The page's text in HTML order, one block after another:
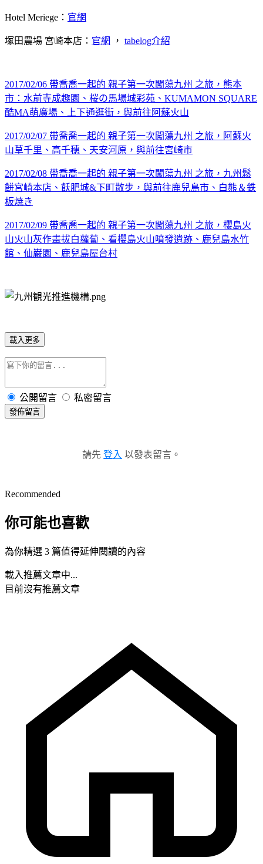
Hotel Meriege： 官網
塚田農場 宮崎本店： 官網 ， tabelog介紹
2017/02/06 帶喬喬一起的 親子第一次闖蕩九州 之旅，熊本
市：水前寺成趣園、桜の馬場城彩苑、KUMAMON SQUARE
酷MA萌廣場、上下通逛街，與前往阿蘇火山
2017/02/07 帶喬喬一起的 親子第一次闖蕩九州 之旅，阿蘇火
山草千里、高千穗、天安河原，與前往宮崎市
2017/02/08 帶喬喬一起的 親子第一次闖蕩九州 之旅，九州鬆
餅宮崎本店、飫肥城&下町散步，與前往鹿兒島市、白熊＆鉄
板焼き
2017/02/09 帶喬喬一起的 親子第一次闖蕩九州 之旅，櫻島火
山火山灰作畫拔白蘿蔔、看櫻島火山噴發遺跡、鹿兒島水竹
館、仙巌園、鹿兒島屋台村
載入更多
公開留言 私密留言
發佈留言
請先 登入 以發表留言。
Recommended
你可能也喜歡
為你精選 3 篇值得延伸閱讀的內容
載入推薦文章中...
目前沒有推薦文章